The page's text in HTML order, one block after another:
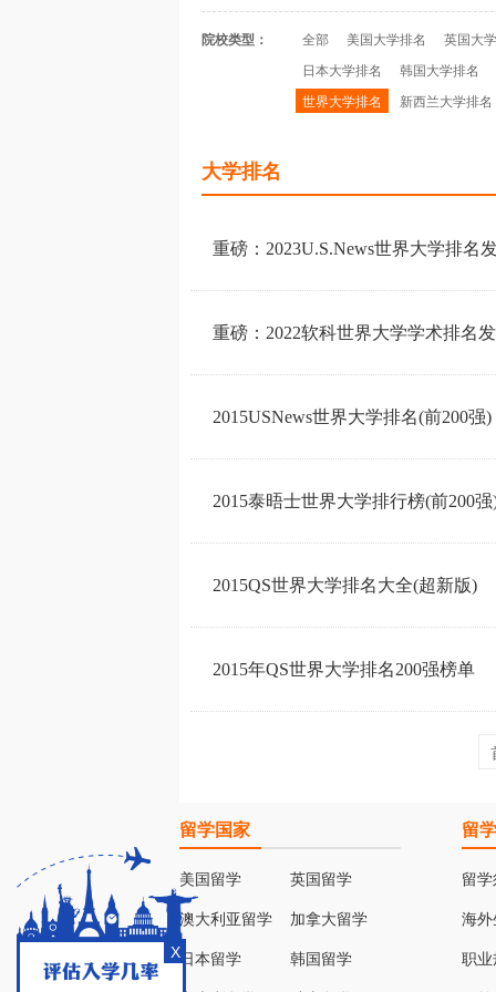
院校类型： 全部 美国大学排名
英国大
日本大学排名
韩国大学排名
世界大学排名
新西兰大学排名
大学排名
重磅：2023U.S.News世界大学排名
重磅：2022软科世界大学学术排名
2015USNews世界大学排名(前200强)
2015泰晤士世界大学排行榜(前200强
2015QS世界大学排名大全(超新版)
2015年QS世界大学排名200强榜单
X
留学国家
美国留学 英国留学
澳大利亚留学 加拿大留学
日本留学 韩国留学
留
留
海外
职业